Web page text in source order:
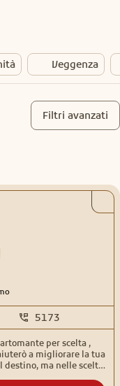
Veggenza
Filtri avanzati
5173
per scelta ,
scelte